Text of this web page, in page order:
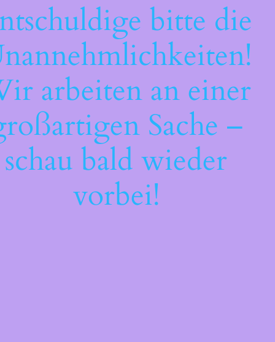
bitte die
arbeiten an einer
Sache –
schau bald wieder
vorbei!